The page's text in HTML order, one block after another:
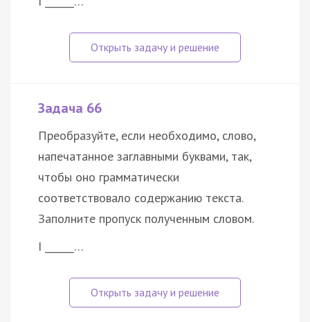
Задача 66
Преобразуйте, если необходимо, слово,
напечатанное заглавными буквами, так,
чтобы оно грамматически
соответствовало содержанию текста.
Заполните пропуск полученным словом.
I ______…